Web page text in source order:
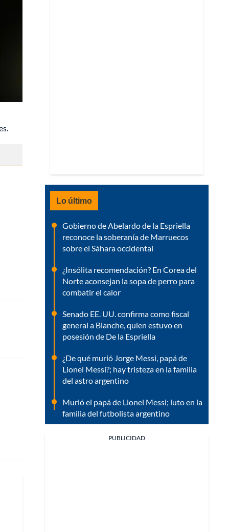
Lo último
Gobierno de Abelardo de la Espriella
reconoce la soberanía de Marruecos
sobre el Sáhara occidental
¿Insólita recomendación? En Corea del
Norte aconsejan la sopa de perro para
combatir el calor
Senado EE. UU. confirma como fiscal
general a Blanche, quien estuvo en
posesión de De la Espriella
¿De qué murió Jorge Messi, papá de
Lionel Messi?; hay tristeza en la familia
del astro argentino
Murió el papá de Lionel Messi; luto en la
familia del futbolista argentino
PUBLICIDAD